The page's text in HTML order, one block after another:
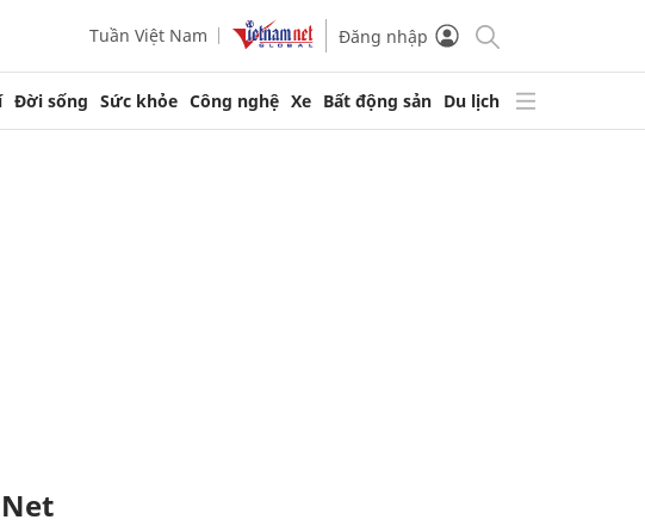
Tuần Việt Nam Đăng nhập
Đời sống Sức khỏe Công nghệ Xe Bất động sản Du lịch